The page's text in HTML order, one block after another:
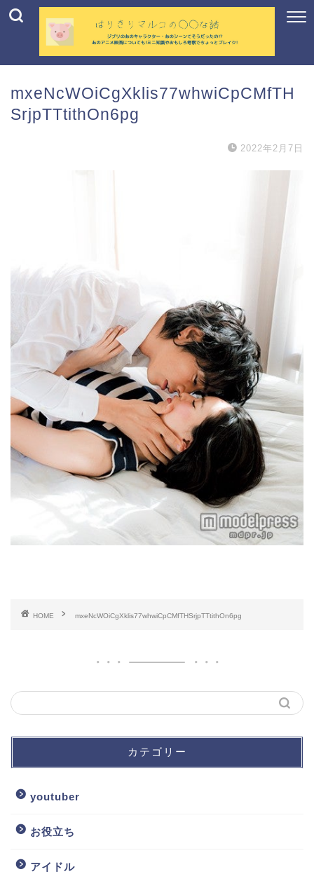
mxeNcWOiCgXklis77whwiCpCMfTH
SrjpTTtithOn6pg
2022年2月7日
HOME mxeNcWOiCgXklis77whwiCpCMfTHSrjpTTtithOn6pg
カテゴリー
youtuber
お役立ち
アイドル